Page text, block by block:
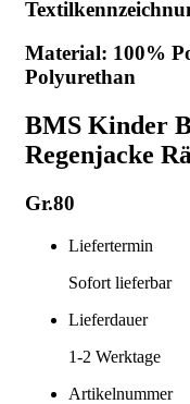
Material: 100%
Polyurethan
BMS Kinder
Regenjacke
Gr.80
Liefertermin
Sofort lieferbar
Lieferdauer
1-2 Werktage
Artikelnummer